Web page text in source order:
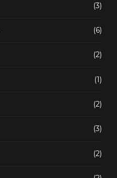
(3)
(6)
(2)
(1)
(2)
(3)
(2)